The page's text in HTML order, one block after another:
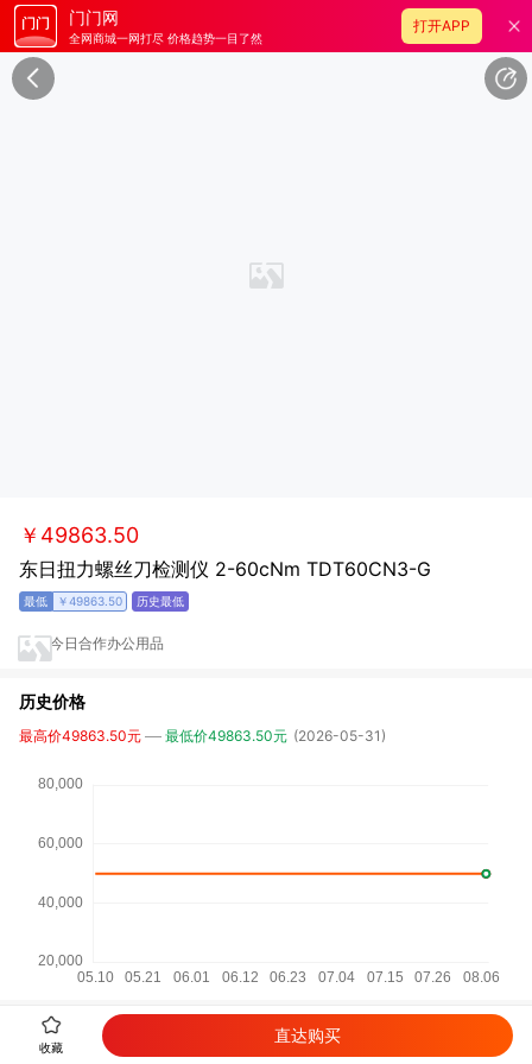
门门网
全网商城一网打尽 价格趋势一目了然
打开APP
￥49863.50
东日扭力螺丝刀检测仪 2-60cNm TDT60CN3-G
￥49863.50
今日合作办公用品
历史价格
最高价49863.50元 最低价49863.50元 (2026-05-31)
详细参数
收藏
直达购买